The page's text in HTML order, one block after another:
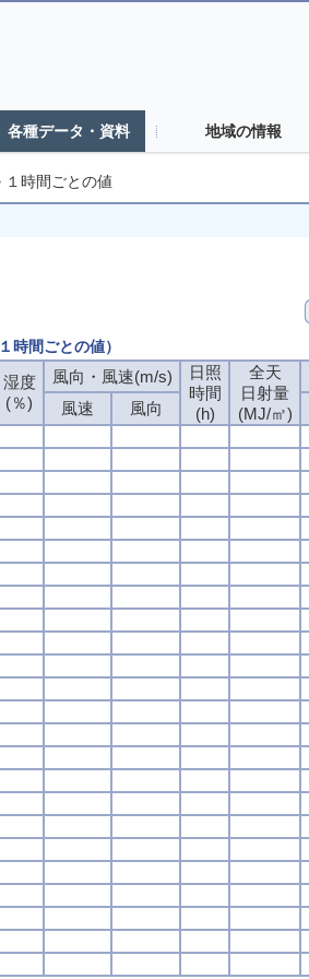
各種データ・資料 地域の情報
１時間ごとの値
間ごとの値）
湿度
(％)
風向・風速(m/s)
日照
時間
(h)
全天
日射量
(MJ/㎡)
風速 風向